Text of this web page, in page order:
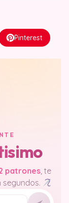
Pinterest
patrones, te
segundos.